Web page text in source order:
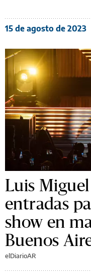
15 de agosto de 2023
Luis
entradas
show en
Buenos
elDiarioAR